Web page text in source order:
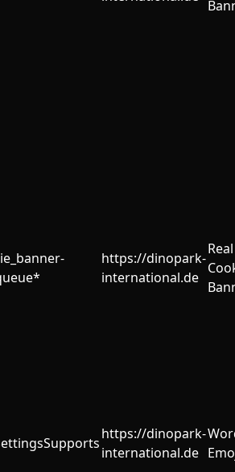
https://dinopark-
international.de
Real
https://dinopark-
international.de